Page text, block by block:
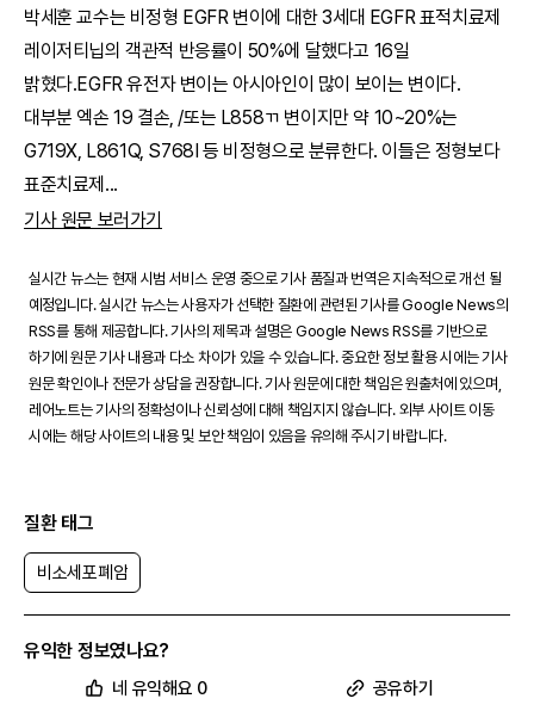
박세훈 교수는 비정형 EGFR 변이에 대한 3세대 EGFR 표적치료제
레이저티닙의 객관적 반응률이 50%에 달했다고 16일
밝혔다.EGFR 유전자 변이는 아시아인이 많이 보이는 변이다.
대부분 엑손 19 결손, /또는 L858ㄲ 변이지만 약 10~20%는
G719X, L861Q, S768I 등 비정형으로 분류한다. 이들은 정형보다
표준치료제...
기사 원문 보러가기
실시간 뉴스는 현재 시범 서비스 운영 중으로 기사 품질과 번역은 지속적으로 개선 될
예정입니다. 실시간 뉴스는 사용자가 선택한 질환에 관련된 기사를 Google News의
RSS를 통해 제공합니다. 기사의 제목과 설명은 Google News RSS를 기반으로
하기에 원문 기사 내용과 다소 차이가 있을 수 있습니다. 중요한 정보 활용 시에는 기사
원문 확인이나 전문가 상담을 권장합니다. 기사 원문에 대한 책임은 원출처에 있으며,
레어노트는 기사의 정확성이나 신뢰성에 대해 책임지지 않습니다. 외부 사이트 이동
시에는 해당 사이트의 내용 및 보안 책임이 있음을 유의해 주시기 바랍니다.
질환 태그
비소세포폐암
유익한 정보였나요?
네 유익해요 0 공유하기